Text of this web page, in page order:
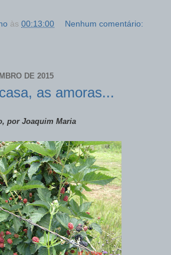
às 00:13:00 Nenhum comentário:
DE 2015
as amoras...
por Joaquim Maria